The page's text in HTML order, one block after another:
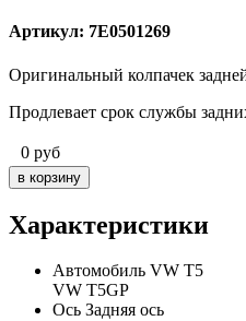
Артикул: 7E0501269
Оригинальный колпачек
Продлевает срок службы
0 руб
Характеристики
Автомобиль VW T5
VW T5GP
Ось Задняя ось